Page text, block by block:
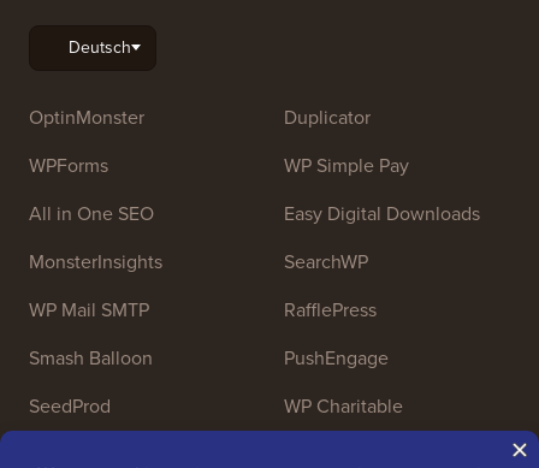
OptinMonster
WPForms
All in One SEO
MonsterInsights
WP Mail SMTP
Smash Balloon
SeedProd
Duplicator
WP Simple Pay
Easy Digital Downloads
SearchWP
RafflePress
PushEngage
WP Charitable